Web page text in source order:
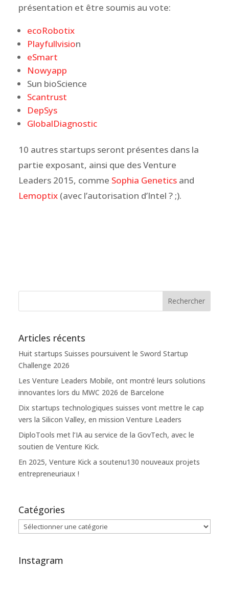
présentation et être soumis au vote:
ecoRobotix
Playfullvision
eSmart
Nowyapp
Sun bioScience
Scantrust
DepSys
GlobalDiagnostic
10 autres startups seront présentes dans la
partie exposant, ainsi que des Venture
Leaders 2015, comme Sophia Geneticsand
Lemoptix(avec l’autorisation d’Intel ? ;).
Articles récents
Huit startups Suisses poursuivent le Sword Startup
Challenge 2026
Les Venture Leaders Mobile, ont montré leurs solutions
innovantes lors du MWC 2026 de Barcelone
Dix startups technologiques suisses vont mettre le cap
vers la Silicon Valley, en mission Venture Leaders
DiploTools met l’IA au service de la GovTech, avec le
soutien de Venture Kick.
En 2025, Venture Kick a soutenu130 nouveaux projets
entrepreneuriaux !
Catégories
Catégories
Instagram